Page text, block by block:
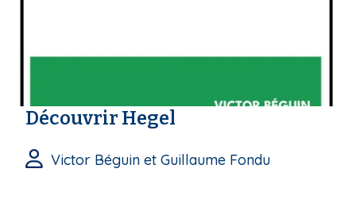
Découvrir Hegel
Victor Béguin et Guillaume Fondu